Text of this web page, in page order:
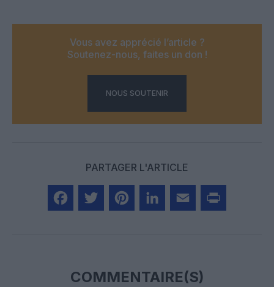
Vous avez apprécié l’article ?
Soutenez-nous, faites un don !
NOUS SOUTENIR
PARTAGER L'ARTICLE
COMMENTAIRE(S)